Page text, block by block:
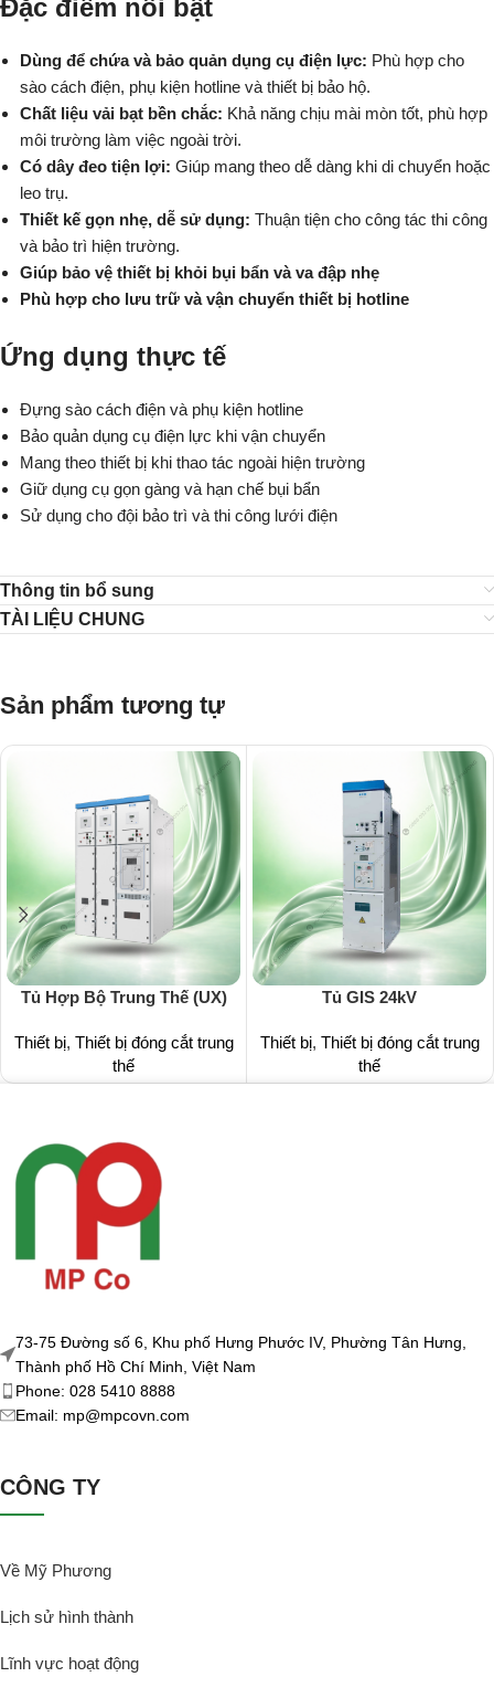
Đặc điểm nổi bật
Dùng để chứa và bảo quản dụng cụ điện lực: Phù hợp cho
sào cách điện, phụ kiện hotline và thiết bị bảo hộ.
Chất liệu vải bạt bền chắc: Khả năng chịu mài mòn tốt, phù hợp
môi trường làm việc ngoài trời.
Có dây đeo tiện lợi: Giúp mang theo dễ dàng khi di chuyển hoặc
leo trụ.
Thiết kế gọn nhẹ, dễ sử dụng: Thuận tiện cho công tác thi công
và bảo trì hiện trường.
Giúp bảo vệ thiết bị khỏi bụi bẩn và va đập nhẹ
Phù hợp cho lưu trữ và vận chuyển thiết bị hotline
Ứng dụng thực tế
Đựng sào cách điện và phụ kiện hotline
Bảo quản dụng cụ điện lực khi vận chuyển
Mang theo thiết bị khi thao tác ngoài hiện trường
Giữ dụng cụ gọn gàng và hạn chế bụi bẩn
Sử dụng cho đội bảo trì và thi công lưới điện
Thông tin bổ sung
TÀI LIỆU CHUNG
Sản phẩm tương tự
Tủ Hợp Bộ Trung Thế (UX)
Thiết bị, Thiết bị đóng cắt trung
thế
Tủ GIS 24kV
Thiết bị, Thiết bị đóng cắt trung
thế
73-75 Đường số 6, Khu phố Hưng Phước IV, Phường Tân Hưng,
Thành phố Hồ Chí Minh, Việt Nam
Phone: 028 5410 8888
Email: mp@mpcovn.com
CÔNG TY
Về Mỹ Phương
Lịch sử hình thành
Lĩnh vực hoạt động